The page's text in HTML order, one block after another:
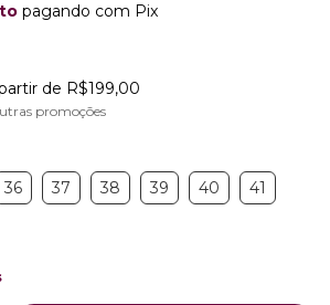
pagando com Pix
de R$199,00
promoções
36 37 38 39 40 41